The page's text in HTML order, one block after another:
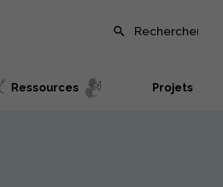
Ressources Projets
Recherche sur le site